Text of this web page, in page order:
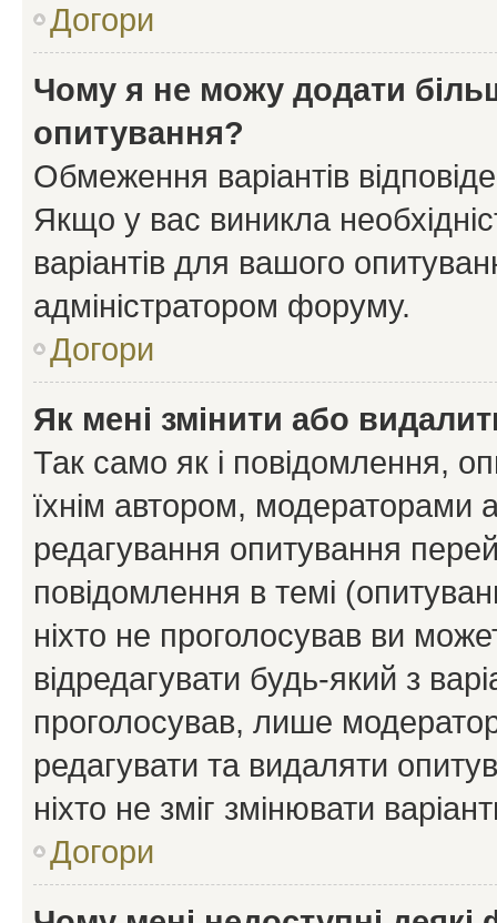
Догори
Чому я не можу додати
опитування?
Обмеження варіантів
Якщо у вас виникла
варіантів для вашого
адміністратором форуму.
Догори
Як мені змінити або
Так само як і повідомлення,
їхнім автором, модераторами
редагування опитування
повідомлення в темі
ніхто не проголосував ви
відредагувати будь-який з
проголосував, лише
редагувати та видаляти
ніхто не зміг змінювати
Догори